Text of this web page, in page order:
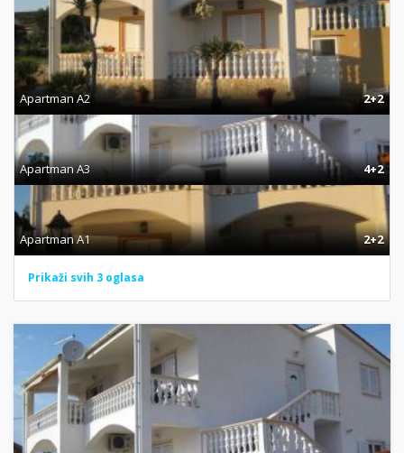
Apartman A2 2+2
Apartman A3 4+2
Apartman A1 2+2
Prikaži svih 3 oglasa